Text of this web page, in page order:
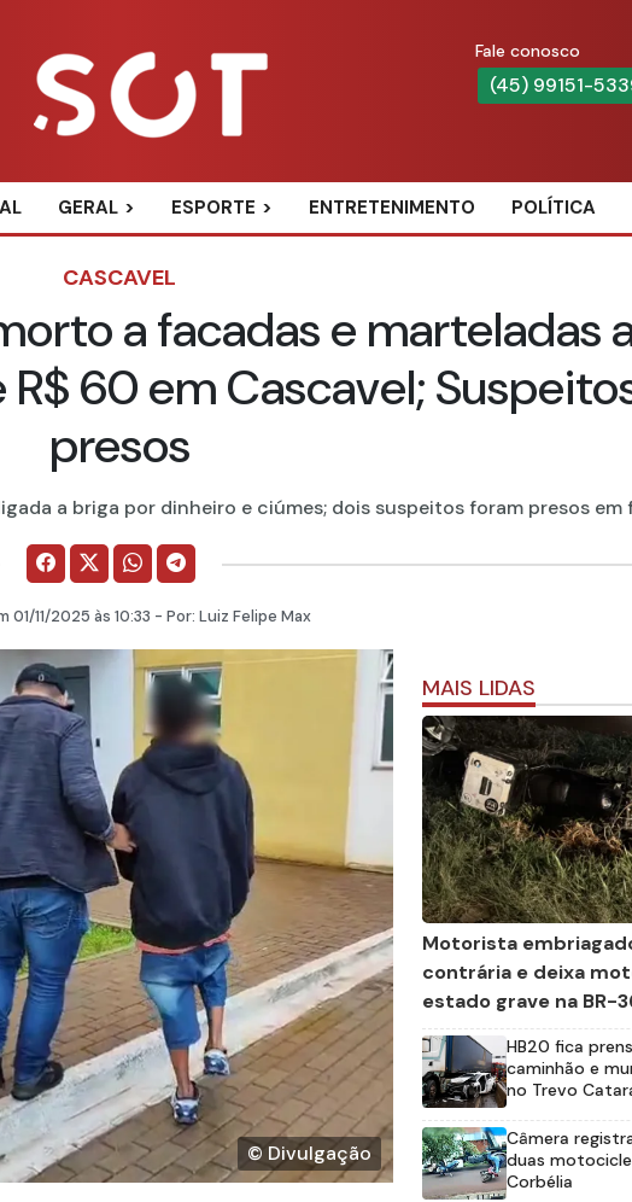
Fale conosco
(45) 99151-
GERAL ESPORTE ENTRETENIMENTO POLÍTICA
CASCAVEL
a facadas e marteladas
60 em Cascavel;
presos
a briga por dinheiro e ciúmes; dois suspeitos foram presos em
01/11/2025 às 10:33 - Por: Luiz Felipe Max
© Divulgação
MAIS LIDAS
Motorista
contrária e deixa
estado grave na BR-
HB20 fica
caminhão e
no Trevo
Câmera
duas
Corbélia